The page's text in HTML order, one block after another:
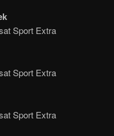
Sport Extra
Sport Extra
Sport Extra